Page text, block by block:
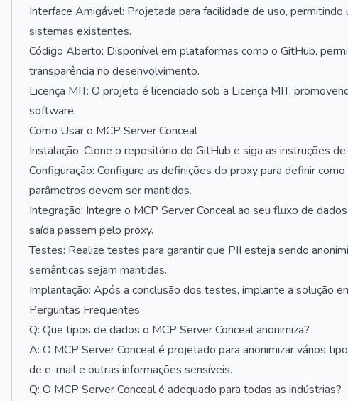
Interface Amigável: Projetada para facilidade de uso, permitindo
sistemas existentes.
Código Aberto: Disponível em plataformas como o GitHub,
transparência no desenvolvimento.
Licença MIT: O projeto é licenciado sob a Licença MIT,
software.
Como Usar o MCP Server Conceal
Instalação: Clone o repositório do GitHub e siga as instruções
Configuração: Configure as definições do proxy para definir
parâmetros devem ser mantidos.
Integração: Integre o MCP Server Conceal ao seu fluxo de
saída passem pelo proxy.
Testes: Realize testes para garantir que PII esteja sendo
semânticas sejam mantidas.
Implantação: Após a conclusão dos testes, implante a solução
Perguntas Frequentes
Q: Que tipos de dados o MCP Server Conceal anonimiza?
A: O MCP Server Conceal é projetado para anonimizar vários
de e-mail e outras informações sensíveis.
Q: O MCP Server Conceal é adequado para todas as indústrias?